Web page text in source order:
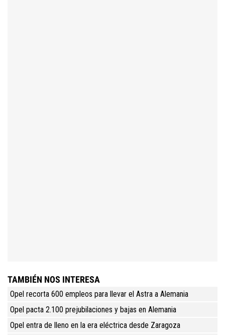
TAMBIÉN NOS INTERESA
Opel recorta 600 empleos para llevar el Astra a Alemania
Opel pacta 2.100 prejubilaciones y bajas en Alemania
Opel entra de lleno en la era eléctrica desde Zaragoza